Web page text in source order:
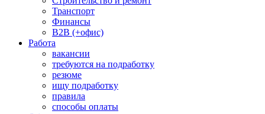
Транспорт
Финансы
B2B (+офис)
Работа
вакансии
требуются на подработку
резюме
ищу подработку
правила
способы оплаты